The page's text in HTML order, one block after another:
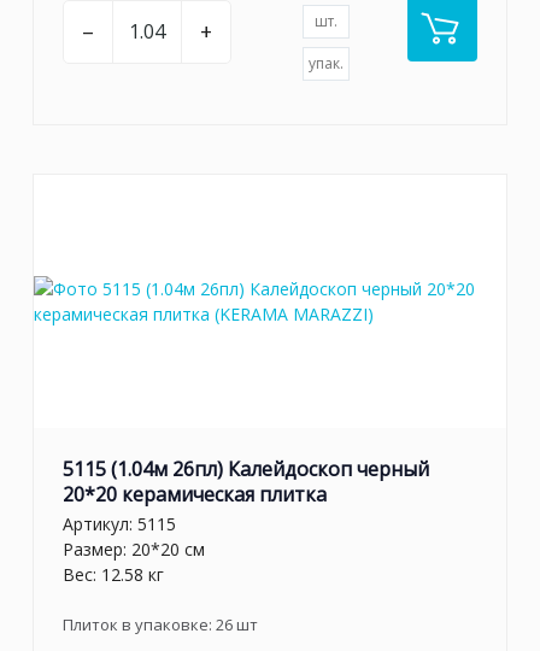
– + шт.
упак.
5115 (1.04м 26пл) Калейдоскоп черный
20*20 керамическая плитка
Артикул: 5115
Размер: 20*20 см
Вес: 12.58 кг
Плиток в упаковке: 26шт